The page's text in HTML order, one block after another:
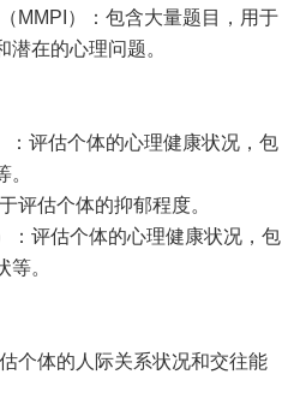
MMPI）：包含大量题目，用于
在的心理问题。
评估个体的心理健康状况，包
评估个体的抑郁程度。
：评估个体的心理健康状况，包
。
个体的人际关系状况和交往能